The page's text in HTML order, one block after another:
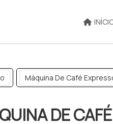
Máquina De Café
DE